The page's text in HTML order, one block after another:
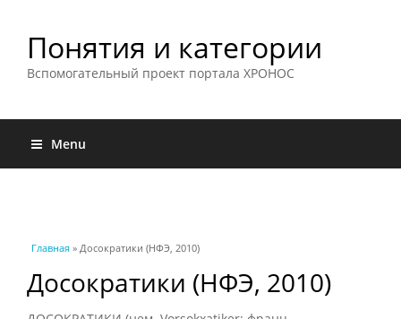
Понятия и категории
Вспомогательный проект портала ХРОНОС
Menu
Вы здесь
Главная » Досократики (НФЭ, 2010)
Досократики (НФЭ, 2010)